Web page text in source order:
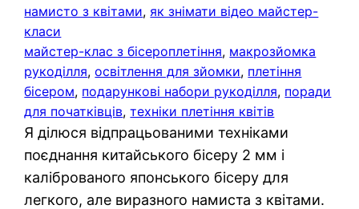
намисто з квітами, як знімати відео майстер-
класи
майстер-клас з бісероплетіння, макрозйомка
рукоділля, освітлення для зйомки, плетіння
бісером, подарункові набори рукоділля, поради
для початківців, техніки плетіння квітів
Я ділюся відпрацьованими техніками
поєднання китайського бісеру 2 мм і
каліброваного японського бісеру для
легкого, але виразного намиста з квітами.